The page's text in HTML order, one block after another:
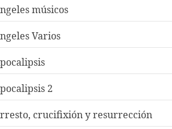
músicos
Varios
2
crucifixión y resurrección